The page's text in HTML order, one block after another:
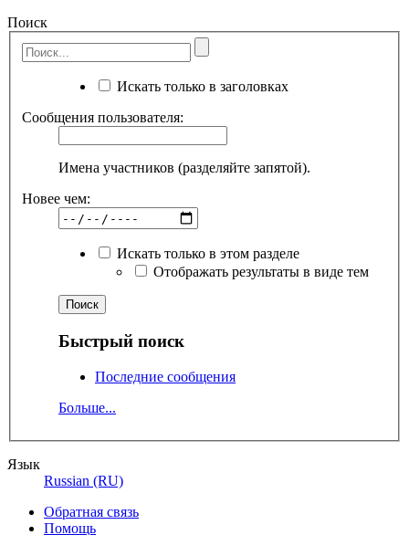
Поиск
Искать только в заголовках
Сообщения пользователя:
Имена участников (разделяйте запятой).
Новее чем:
Искать только в этом разделе
Отображать результаты в виде тем
Быстрый поиск
Последние сообщения
Больше...
Язык
Russian (RU)
Обратная связь
Помощь